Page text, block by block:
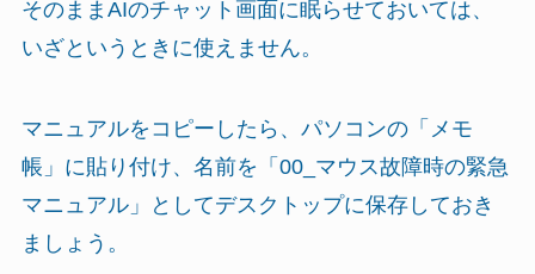
そのままAIのチャット画面に眠らせておいては、
いざというときに使えません。
マニュアルをコピーしたら、パソコンの「メモ
帳」に貼り付け、名前を「00_マウス故障時の緊急
マニュアル」としてデスクトップに保存しておき
ましょう。